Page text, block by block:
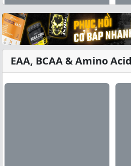
Xem tất
EAA, BCAA & Amino